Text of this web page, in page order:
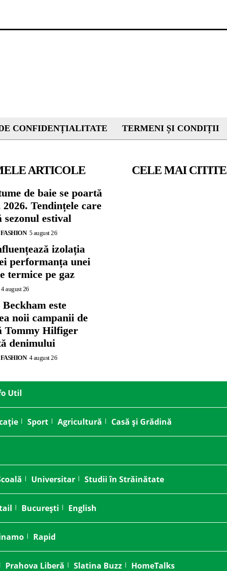
CONFIDENȚIALITATE TERMENI ȘI CONDIȚII
ARTICOLE
de baie se poartă
Tendințele care
sezonul estival
5 august 26
izolația
performanța unei
termice pe gaz
4 august 26
Beckham este
noii campanii de
Tommy Hilfiger
denimului
4 august 26
CELE MAI CITITE
Util
Sport Agricultură Casă și Grădină
Universitar Studii în Străinătate
București English
Rapid
Prahova Liberă Slatina Buzz HomeTalks